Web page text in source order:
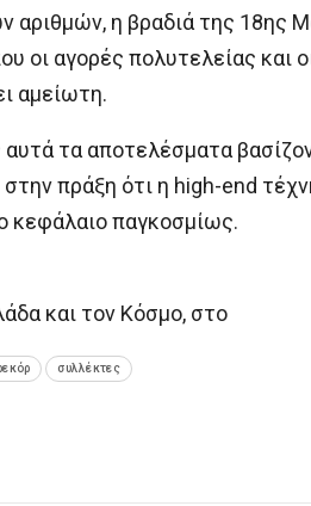
η βραδιά της 18ης
οι αγορές πολυτελείας
αμείωτη.
τα αποτελέσματα
πράξη ότι η high-end
κεφάλαιο παγκοσμίως.
και τον Κόσμο, στο
συλλέκτες